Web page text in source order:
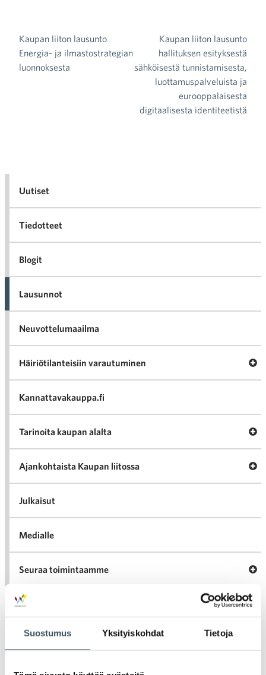
Suostumus Yksityiskohdat Tietoja
Artikkelien selaus
Kaupan liiton lausunto
Energia- ja ilmastostrategian
luonnoksesta
Kaupan liiton lausunto
hallituksen esityksestä
sähköisestä tunnistamisesta,
luottamuspalveluista ja
eurooppalaisesta
digitaalisesta identiteetistä
Uutiset
Tiedotteet
Blogit
Lausunnot
Neuvottelumaailma
Häiriötilanteisiin varautuminen
Kannattavakauppa.fi
Tarinoita kaupan alalta
Ajankohtaista Kaupan liitossa
Julkaisut
Medialle
Seuraa toimintaamme
Arkistot